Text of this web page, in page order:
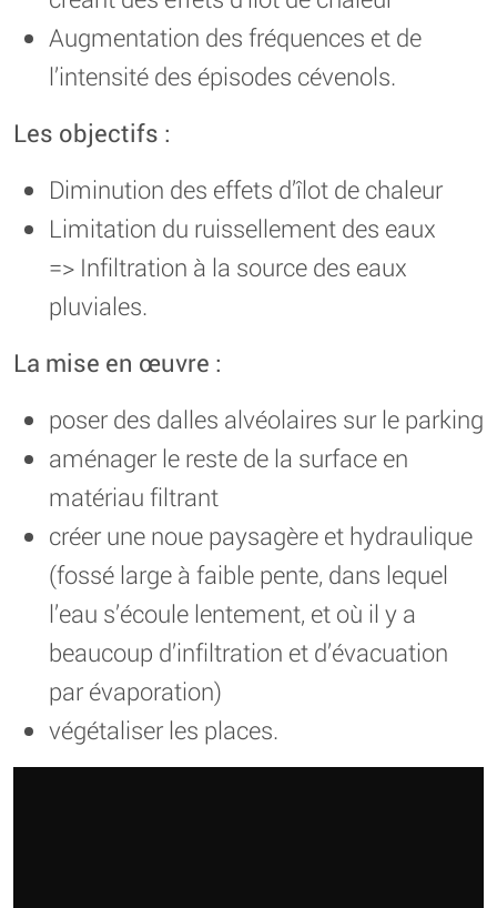
Augmentation des fréquences et de
l’intensité des épisodes cévenols.
Les objectifs :
Diminution des effets d’îlot de chaleur
Limitation du ruissellement des eaux
=> Infiltration à la source des eaux
pluviales.
La mise en œuvre :
poser des dalles alvéolaires sur le parking
aménager le reste de la surface en
matériau filtrant
créer une noue paysagère et hydraulique
(fossé large à faible pente, dans lequel
l’eau s’écoule lentement, et où il y a
beaucoup d’infiltration et d’évacuation
par évaporation)
végétaliser les places.